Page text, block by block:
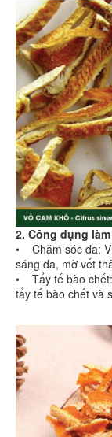
2. Công dụng
• Chăm sóc da:
sáng da, mờ vết
• Tẩy tế bào chết:
tẩy tế bào chết và